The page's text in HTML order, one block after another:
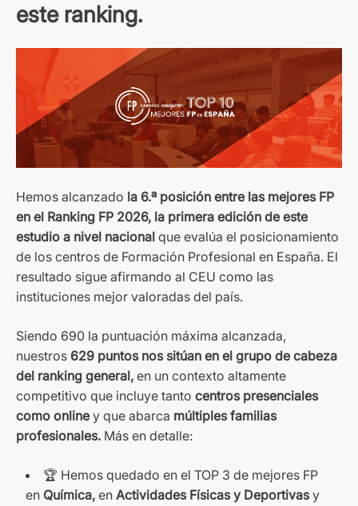
este ranking.
Hemos alcanzado la 6.ª posición entre las mejores FP
en el Ran​king FP 2026, la primera edición de este
estudio a nivel nacional que evalúa el posicionamiento
de los centros de Formación Profesional en España. El
resultado sigue afirmando al CEU como las
instituciones mejor valoradas del país.
Siendo 690 la puntuación máxima alcanzada,
nuestros 629 puntos nos sitúan en el grupo de cabeza
del ranking general, en un cont​exto altamente
competitivo que incluye tanto centros presenciales
como onliney que abarca múltiples familias
profesionales. ​​​Más en detalle:
🏆 Hemos quedado en el TOP 3 de mejores FP
en Química, en Actividades Físicas y Deportivasy